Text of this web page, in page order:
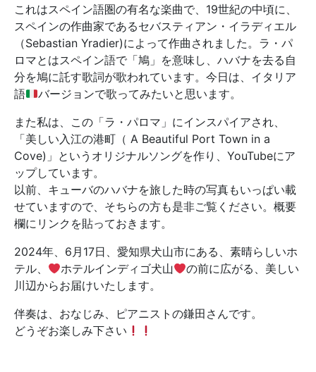
これはスペイン語圏の有名な楽曲で、19世紀の中頃に、
スペインの作曲家であるセバスティアン・イラディエル
（Sebastian Yradier)によって作曲されました。ラ・パ
ロマとはスペイン語で「鳩」を意味し、ハバナを去る自
分を鳩に託す歌詞が歌われています。今日は、イタリア
語
バージョンで歌ってみたいと思います。
また私は、この「ラ・パロマ」にインスパイアされ、
「美しい入江の港町（ A Beautiful Port Town in a
Cove)」というオリジナルソングを作り、YouTubeにア
ップしています。
以前、キューバのハバナを旅した時の写真もいっぱい載
せていますので、そちらの方も是非ご覧ください。概要
欄にリンクを貼っておきます。
2024年、6月17日、愛知県犬山市にある、素晴らしいホ
テル、
ホテルインディゴ犬山
の前に広がる、美しい
川辺からお届けいたします。
伴奏は、おなじみ、ピアニストの鎌田さんです。
どうぞお楽しみ下さい